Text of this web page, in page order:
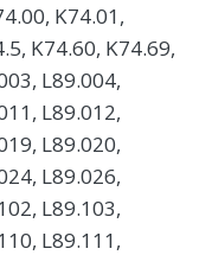
K74.01,
K74.60, K74.69,
L89.004,
L89.012,
L89.020,
L89.026,
L89.103,
L89.111,